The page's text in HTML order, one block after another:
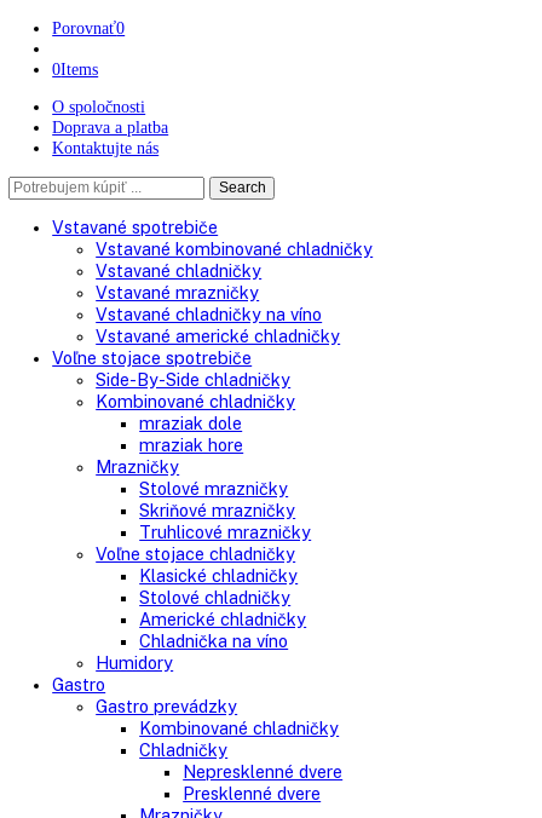
Gastrozóna
Porovnať 0
0Items
O spoločnosti
Kontaktujte nás
Search
Vstavané spotrebiče
Vstavané kombinované chladničky
Vstavané chladničky
Vstavané mrazničky
Vstavané chladničky na víno
Vstavané americké chladničky
Voľne stojace spotrebiče
Side-By-Side chladničky
Kombinované chladničky
mraziak dole
mraziak hore
Mrazničky
Stolové mrazničky
Skriňové mrazničky
Truhlicové mrazničky
Klasické chladničky
Stolové chladničky
Americké chladničky
Chladnička na víno
Humidory